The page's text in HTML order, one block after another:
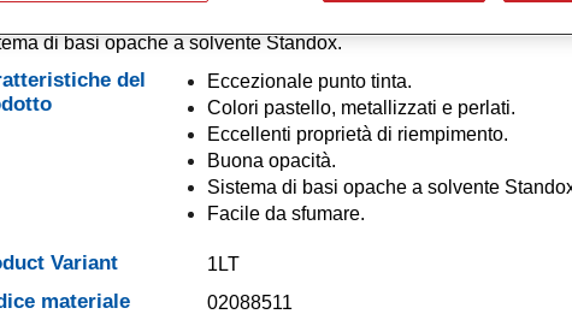
di basi opache a solvente Standox.
del
Eccezionale punto tinta.
Colori pastello, metallizzati e perlati.
Eccellenti proprietà di riempimento.
Buona opacità.
Sistema di basi opache a solvente
Facile da sfumare.
Variant 1LT
materiale 02088511